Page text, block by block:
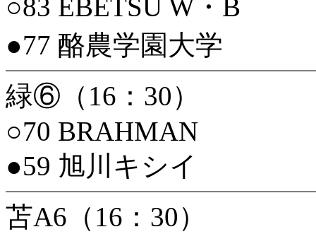
○83 EBETSU W・B
●77 酪農学園大学
緑⑥（16：30）
○70 BRAHMAN
●59 旭川キシイ
苫A6（16：30）